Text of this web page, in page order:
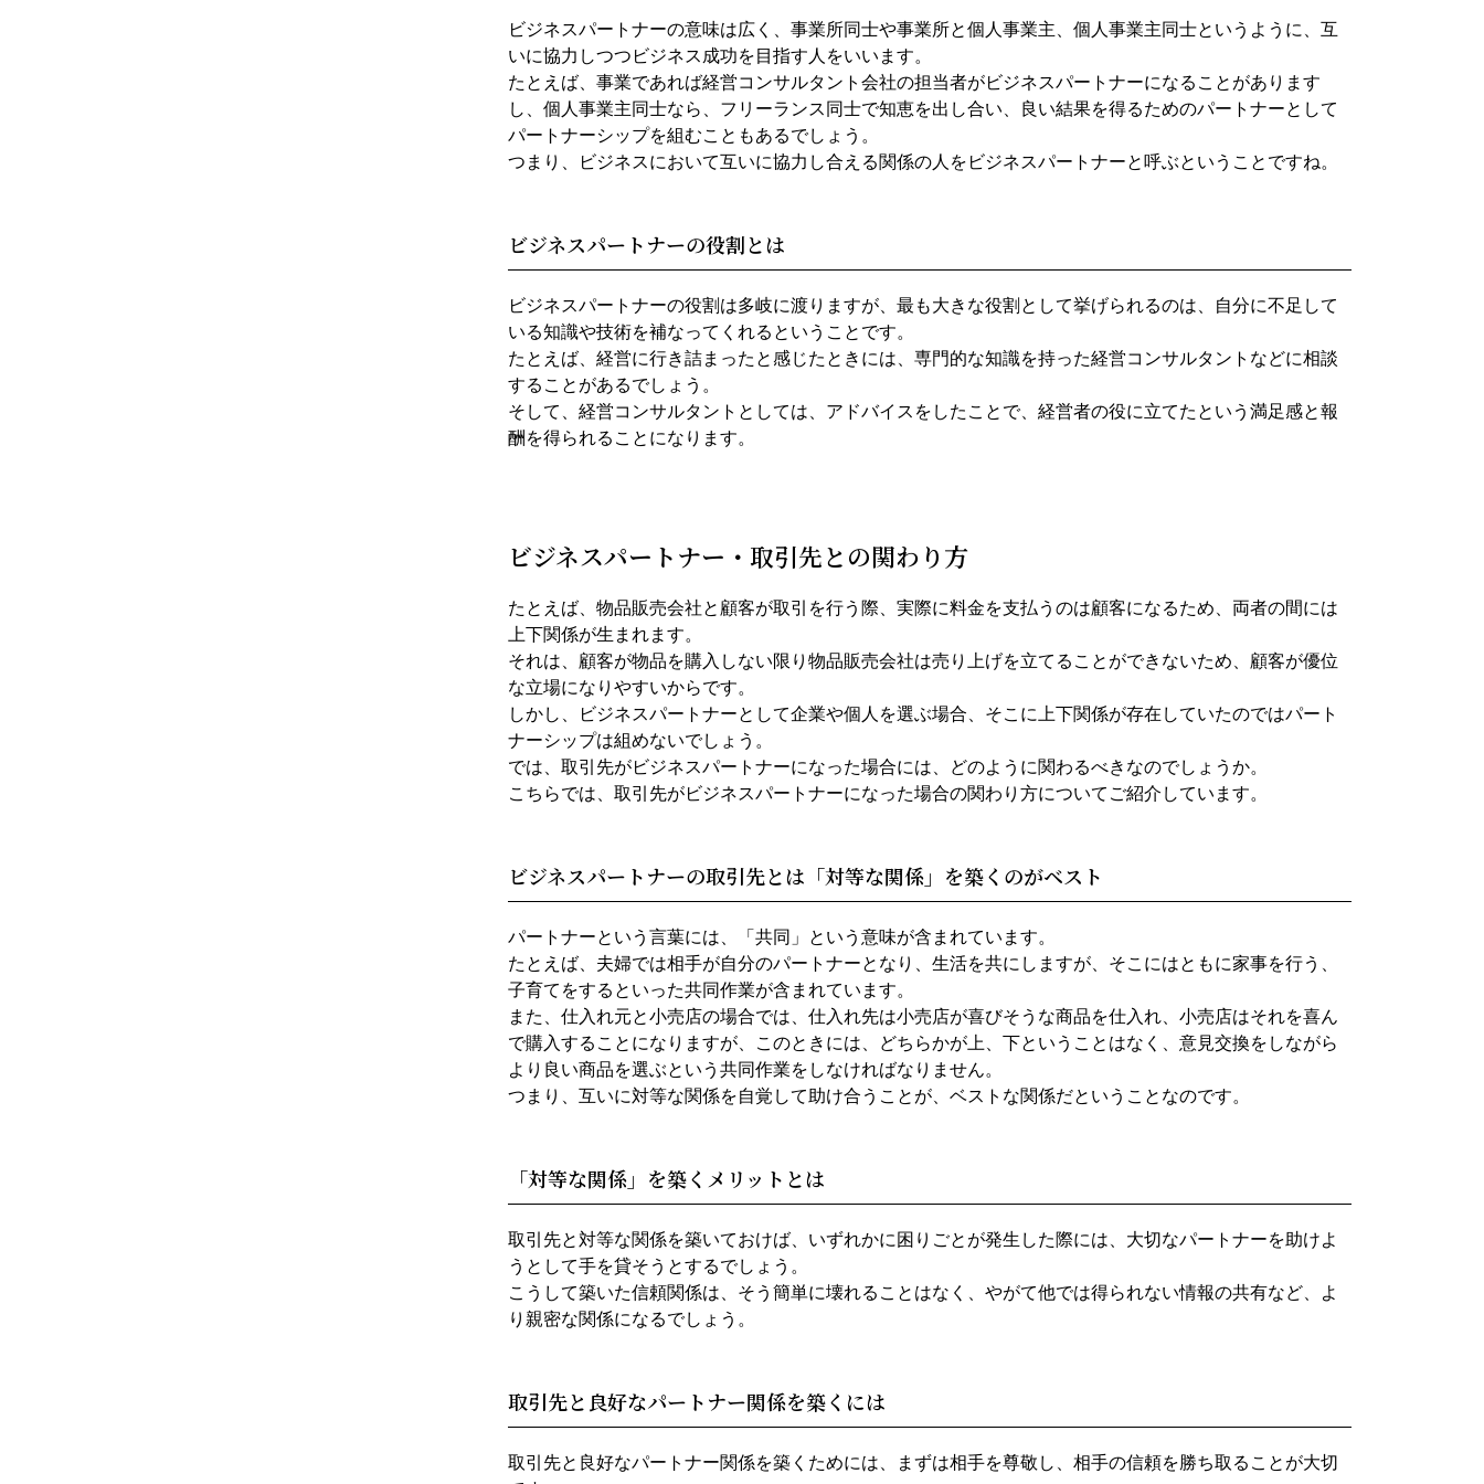
ビジネスパートナーの意味は広く、事業所同士や事業所と個人事業主、個人事業主同士というように、互
いに協力しつつビジネス成功を目指す人をいいます。
たとえば、事業であれば経営コンサルタント会社の担当者がビジネスパートナーになることがあります
し、個人事業主同士なら、フリーランス同士で知恵を出し合い、良い結果を得るためのパートナーとして
パートナーシップを組むこともあるでしょう。
つまり、ビジネスにおいて互いに協力し合える関係の人をビジネスパートナーと呼ぶということですね。
ビジネスパートナーの役割とは
ビジネスパートナーの役割は多岐に渡りますが、最も大きな役割として挙げられるのは、自分に不足して
いる知識や技術を補なってくれるということです。
たとえば、経営に行き詰まったと感じたときには、専門的な知識を持った経営コンサルタントなどに相談
することがあるでしょう。
そして、経営コンサルタントとしては、アドバイスをしたことで、経営者の役に立てたという満足感と報
酬を得られることになります。
ビジネスパートナー・取引先との関わり方
たとえば、物品販売会社と顧客が取引を行う際、実際に料金を支払うのは顧客になるため、両者の間には
上下関係が生まれます。
それは、顧客が物品を購入しない限り物品販売会社は売り上げを立てることができないため、顧客が優位
な立場になりやすいからです。
しかし、ビジネスパートナーとして企業や個人を選ぶ場合、そこに上下関係が存在していたのではパート
ナーシップは組めないでしょう。
では、取引先がビジネスパートナーになった場合には、どのように関わるべきなのでしょうか。
こちらでは、取引先がビジネスパートナーになった場合の関わり方についてご紹介しています。
ビジネスパートナーの取引先とは「対等な関係」を築くのがベスト
パートナーという言葉には、「共同」という意味が含まれています。
たとえば、夫婦では相手が自分のパートナーとなり、生活を共にしますが、そこにはともに家事を行う、
子育てをするといった共同作業が含まれています。
また、仕入れ元と小売店の場合では、仕入れ先は小売店が喜びそうな商品を仕入れ、小売店はそれを喜ん
で購入することになりますが、このときには、どちらかが上、下ということはなく、意見交換をしながら
より良い商品を選ぶという共同作業をしなければなりません。
つまり、互いに対等な関係を自覚して助け合うことが、ベストな関係だということなのです。
「対等な関係」を築くメリットとは
取引先と対等な関係を築いておけば、いずれかに困りごとが発生した際には、大切なパートナーを助けよ
うとして手を貸そうとするでしょう。
こうして築いた信頼関係は、そう簡単に壊れることはなく、やがて他では得られない情報の共有など、よ
り親密な関係になるでしょう。
取引先と良好なパートナー関係を築くには
取引先と良好なパートナー関係を築くためには、まずは相手を尊敬し、相手の信頼を勝ち取ることが大切